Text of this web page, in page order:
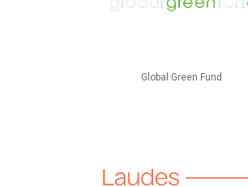
Global Green Fund